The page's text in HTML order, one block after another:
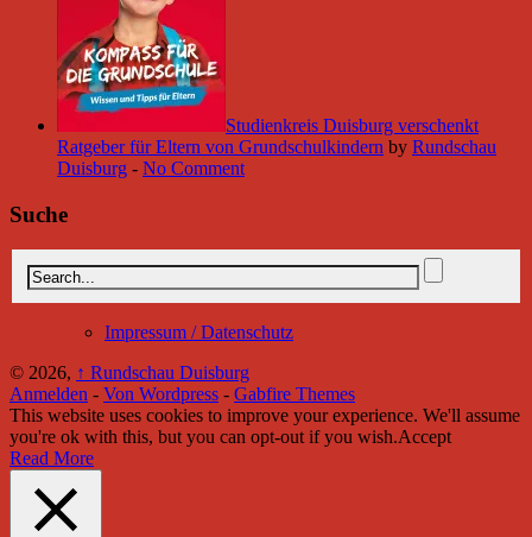
Studienkreis Duisburg verschenkt
Ratgeber für Eltern von Grundschulkindern by Rundschau
Duisburg - No Comment
Suche
Impressum / Datenschutz
© 2026, ↑ Rundschau Duisburg
Anmelden - Von Wordpress - Gabfire Themes
This website uses cookies to improve your experience. We'll assume
you're ok with this, but you can opt-out if you wish.Accept
Read More